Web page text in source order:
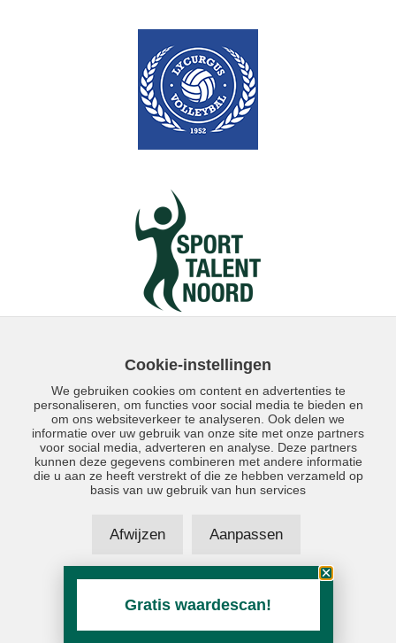
Direct contact: 050 - 5590230
© Copyright 2026 – Makelaardij Schokker – Realisatie door:
Cookie-instellingen
We gebruiken cookies om content en advertenties te
personaliseren, om functies voor social media te bieden en
om ons websiteverkeer te analyseren. Ook delen we
informatie over uw gebruik van onze site met onze partners
voor social media, adverteren en analyse. Deze partners
kunnen deze gegevens combineren met andere informatie
die u aan ze heeft verstrekt of die ze hebben verzameld op
basis van uw gebruik van hun services
Afwijzen Aanpassen
Gratis waardescan!